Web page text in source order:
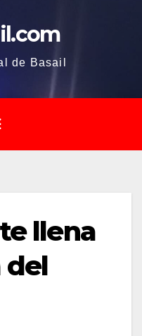
de Basail
llena
del